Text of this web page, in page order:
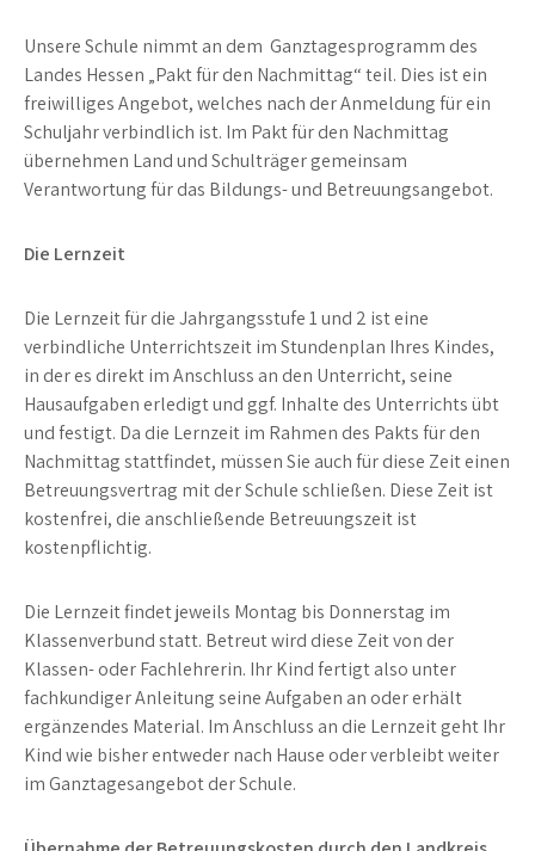
Unsere Schule nimmt an dem Ganztagesprogramm des
Landes Hessen „Pakt für den Nachmittag“ teil. Dies ist ein
freiwilliges Angebot, welches nach der Anmeldung für ein
Schuljahr verbindlich ist. Im Pakt für den Nachmittag
übernehmen Land und Schulträger gemeinsam
Verantwortung für das Bildungs- und Betreuungsangebot.
Die Lernzeit
Die Lernzeit für die Jahrgangsstufe 1 und 2 ist eine
verbindliche Unterrichtszeit im Stundenplan Ihres Kindes,
in der es direkt im Anschluss an den Unterricht, seine
Hausaufgaben erledigt und ggf. Inhalte des Unterrichts übt
und festigt. Da die Lernzeit im Rahmen des Pakts für den
Nachmittag stattfindet, müssen Sie auch für diese Zeit einen
Betreuungsvertrag mit der Schule schließen. Diese Zeit ist
kostenfrei, die anschließende Betreuungszeit ist
kostenpflichtig.
Die Lernzeit findet jeweils Montag bis Donnerstag im
Klassenverbund statt. Betreut wird diese Zeit von der
Klassen- oder Fachlehrerin. Ihr Kind fertigt also unter
fachkundiger Anleitung seine Aufgaben an oder erhält
ergänzendes Material. Im Anschluss an die Lernzeit geht Ihr
Kind wie bisher entweder nach Hause oder verbleibt weiter
im Ganztagesangebot der Schule.